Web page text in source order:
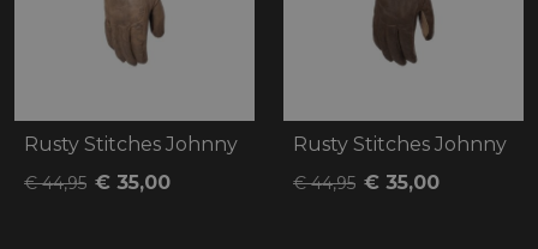
Rusty Stitches Johnny
€ 44,95 € 35,00
Rusty Stitches Johnny
€ 44,95 € 35,00